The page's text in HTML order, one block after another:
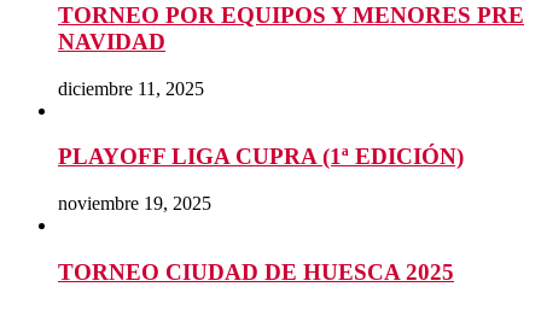
TORNEO POR EQUIPOS Y MENORES PRE
NAVIDAD
diciembre 11, 2025
PLAYOFF LIGA CUPRA (1ª EDICIÓN)
noviembre 19, 2025
TORNEO CIUDAD DE HUESCA 2025